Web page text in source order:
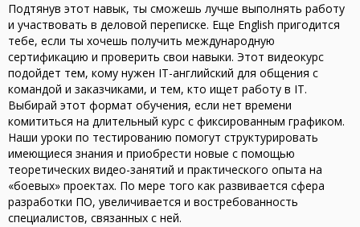
Подтянув этот навык, ты сможешь лучше выполнять работу
и участвовать в деловой переписке. Еще English пригодится
тебе, если ты хочешь получить международную
сертификацию и проверить свои навыки. Этот видеокурс
подойдет тем, кому нужен IT-английский для общения с
командой и заказчиками, и тем, кто ищет работу в IT.
Выбирай этот формат обучения, если нет времени
комититься на длительный курс с фиксированным графиком.
Наши уроки по тестированию помогут структурировать
имеющиеся знания и приобрести новые с помощью
теоретических видео-занятий и практического опыта на
«боевых» проектах. По мере того как развивается сфера
разработки ПО, увеличивается и востребованность
специалистов, связанных с ней.